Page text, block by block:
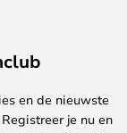
en de nieuwste
je nu en